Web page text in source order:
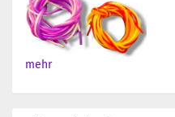
mehr